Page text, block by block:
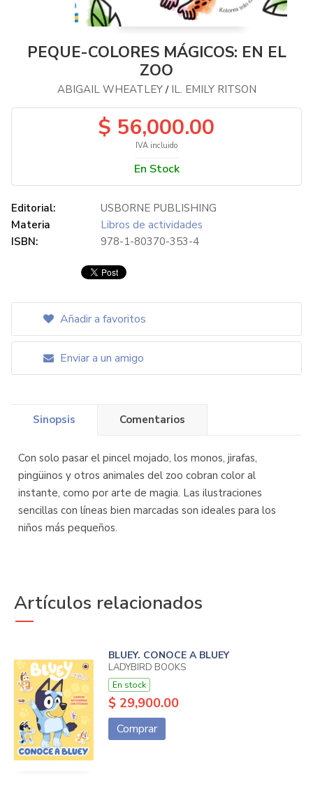
PEQUE-COLORES MÁGICOS: EN EL
ZOO
ABIGAIL WHEATLEY/ IL. EMILY RITSON
$ 56,000.00
IVA incluido
En Stock
Editorial:
USBORNE PUBLISHING
Materia
Libros de actividades
ISBN:
978-1-80370-353-4
Añadir a favoritos
Enviar a un amigo
Sinopsis Comentarios
Con solo pasar el pincel mojado, los monos, jirafas,
pingüinos y otros animales del zoo cobran color al
instante, como por arte de magia. Las ilustraciones
sencillas con líneas bien marcadas son ideales para los
niños más pequeños.
Artículos relacionados
BLUEY. CONOCE A BLUEY
LADYBIRD BOOKS
En stock
$ 29,900.00
Comprar